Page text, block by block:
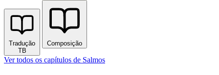
Tradução
TB
Composição
Ver todos os capítulos de Salmos